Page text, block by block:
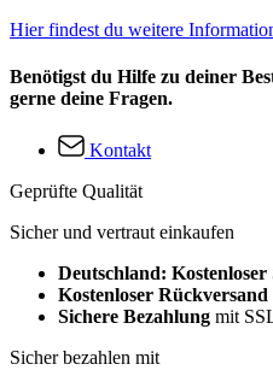
Hier findest du weitere
Benötigst du Hilfe zu deiner
gerne deine Fragen.
Kontakt
Geprüfte Qualität
Sicher und vertraut einkaufen
Deutschland:
Kostenloser Rückversand
Sichere Bezahlung mit
Sicher bezahlen mit